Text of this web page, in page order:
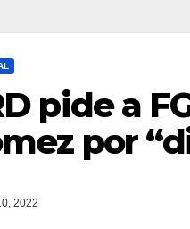
pide a
por
2022